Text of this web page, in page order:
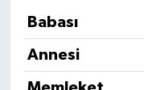
Babası
Annesi